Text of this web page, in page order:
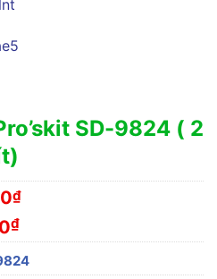
SD-9824 ( 2
₫
₫